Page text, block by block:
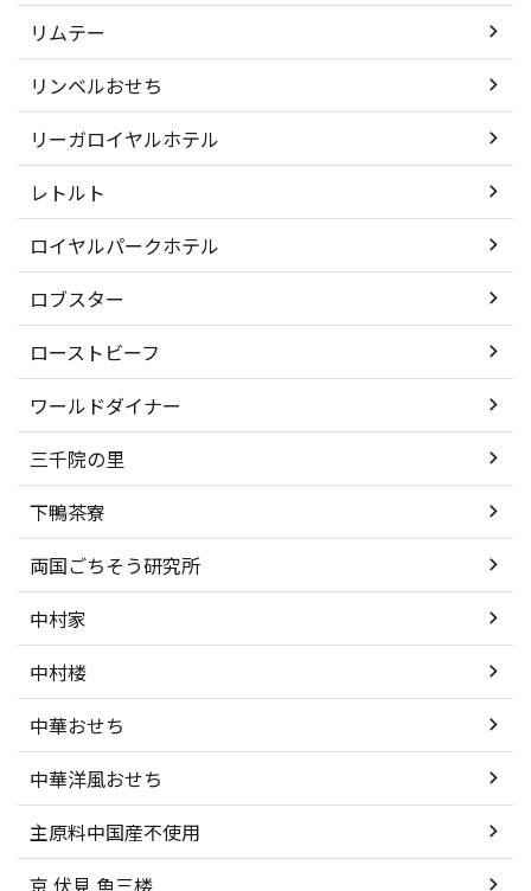
リムテー
リンベルおせち
リーガロイヤルホテル
レトルト
ロイヤルパークホテル
ロブスター
ローストビーフ
ワールドダイナー
三千院の里
下鴨茶寮
両国ごちそう研究所
中村家
中村楼
中華おせち
中華洋風おせち
主原料中国産不使用
京 伏見 魚三楼